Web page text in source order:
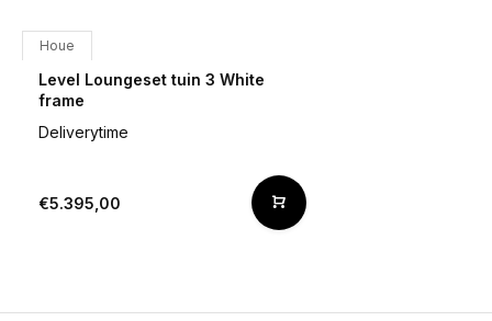
Houe
Level Loungeset tuin 3 White
frame
Deliverytime
€5.395,00